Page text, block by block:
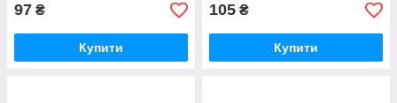
97 ₴
Купити
105 ₴
Купити